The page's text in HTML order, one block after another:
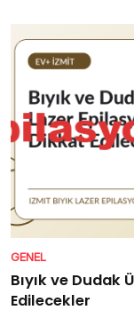
GENEL
Bıyık ve Dudak
Edilecekler